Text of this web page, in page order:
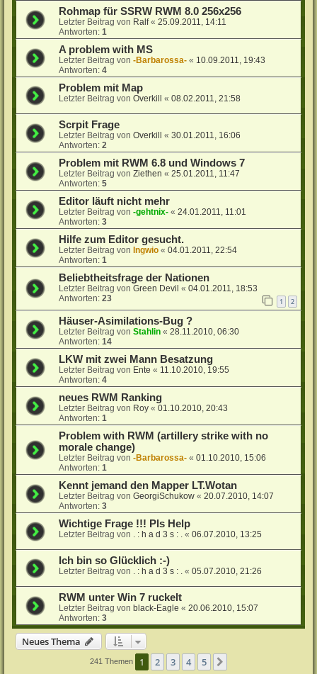
Rohmap für SSRW RWM 8.0 256x256
Letzter Beitrag von Ralf«25.09.2011, 14:11
Antworten:1
A problem with MS
Letzter Beitrag von-Barbarossa- « 10.09.2011, 19:43
Antworten:4
Problem mit Map
Letzter Beitrag vonOverkill «08.02.2011, 21:58
Scrpit Frage
Letzter Beitrag vonOverkill «30.01.2011, 16:06
Antworten:2
Problem mit RWM 6.8 und Windows 7
Letzter Beitrag vonZiethen «25.01.2011, 11:47
Antworten:5
Editor läuft nicht mehr
Letzter Beitrag von-gehtnix- «24.01.2011, 11:01
Antworten:3
Hilfe zum Editor gesucht.
Letzter Beitrag vonIngwio «04.01.2011, 22:54
Antworten:1
Beliebtheitsfrage der Nationen
Letzter Beitrag vonGreen Devil «04.01.2011, 18:53
Antworten:23 1 2
Häuser-Asimilations-Bug ?
Letzter Beitrag vonStahlin «28.11.2010, 06:30
Antworten:14
LKW mit zwei Mann Besatzung
Letzter Beitrag von Ente « 11.10.2010, 19:55
Antworten:4
neues RWM Ranking
Letzter Beitrag von Roy «01.10.2010, 20:43
Antworten:1
Problem with RWM (artillery strike with no
morale change)
Letzter Beitrag von-Barbarossa- «01.10.2010, 15:06
Antworten:1
Kennt jemand den Mapper LT.Wotan
Letzter Beitrag vonGeorgiSchukow «20.07.2010, 14:07
Antworten:3
Wichtige Frage !!! Pls Help
Letzter Beitrag von . : h a d 3 s : . «06.07.2010, 13:25
Ich bin so Glücklich :-)
Letzter Beitrag von . : h a d 3 s : . «05.07.2010, 21:26
RWM unter Win 7 ruckelt
Letzter Beitrag von black-Eagle «20.06.2010, 15:07
Antworten:3
Neues Thema
241 Themen 1 2 3 4 5